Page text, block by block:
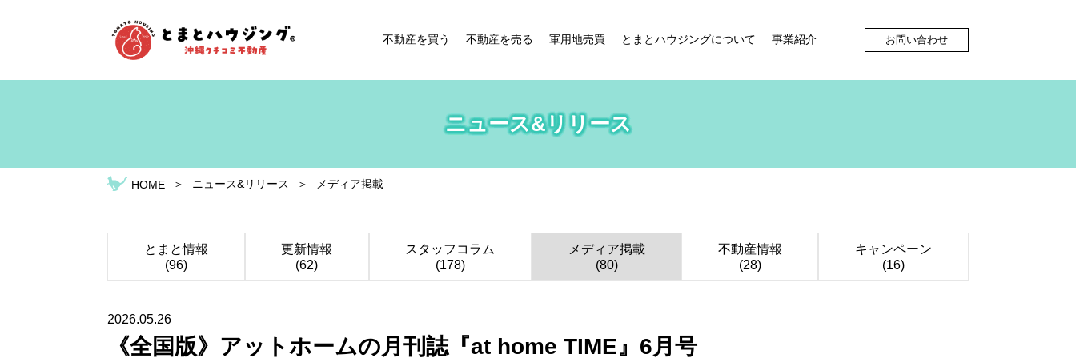
不動産を買う 不動産を売る 軍用地売買 とまとハウジングについて 事業紹介 お問い合わせ
ニュース&リリース
HOME ＞ ニュース&リリース ＞ メディア掲載
とまと情報
(96)
更新情報
(62)
スタッフコラム
(178)
メディア掲載
(80)
不動産情報
(28)
キャンペーン
(16)
2026.05.26
《全国版》アットホームの月刊誌『at home TIME』6月号